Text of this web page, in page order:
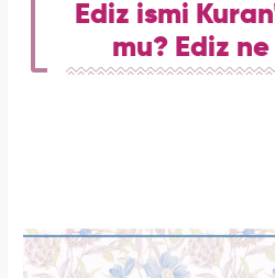
Ediz ismi
mu? Ediz